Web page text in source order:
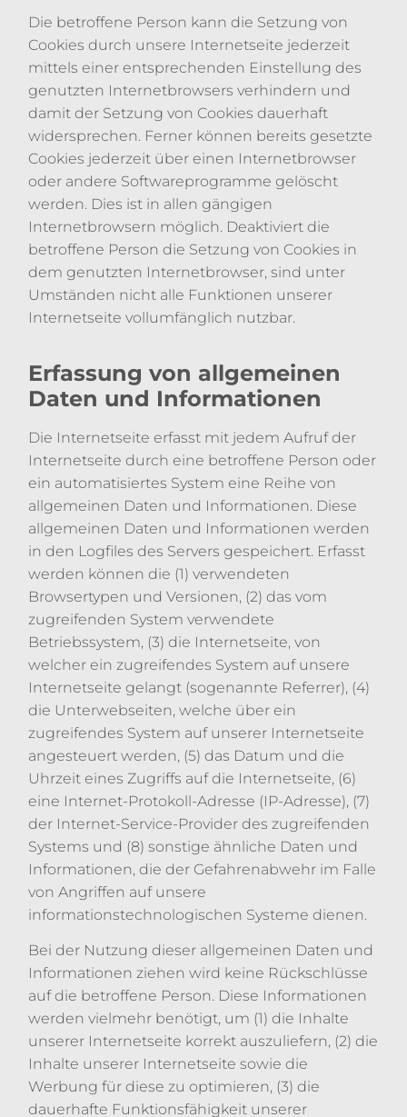
Die betroffene Person kann die Setzung von
Cookies durch unsere Internetseite jederzeit
mittels einer entsprechenden Einstellung des
genutzten Internetbrowsers verhindern und
damit der Setzung von Cookies dauerhaft
widersprechen. Ferner können bereits gesetzte
Cookies jederzeit über einen Internetbrowser
oder andere Softwareprogramme gelöscht
werden. Dies ist in allen gängigen
Internetbrowsern möglich. Deaktiviert die
betroffene Person die Setzung von Cookies in
dem genutzten Internetbrowser, sind unter
Umständen nicht alle Funktionen unserer
Internetseite vollumfänglich nutzbar.
Erfassung von allgemeinen
Daten und Informationen
Die Internetseite erfasst mit jedem Aufruf der
Internetseite durch eine betroffene Person oder
ein automatisiertes System eine Reihe von
allgemeinen Daten und Informationen. Diese
allgemeinen Daten und Informationen werden
in den Logfiles des Servers gespeichert. Erfasst
werden können die (1) verwendeten
Browsertypen und Versionen, (2) das vom
zugreifenden System verwendete
Betriebssystem, (3) die Internetseite, von
welcher ein zugreifendes System auf unsere
Internetseite gelangt (sogenannte Referrer), (4)
die Unterwebseiten, welche über ein
zugreifendes System auf unserer Internetseite
angesteuert werden, (5) das Datum und die
Uhrzeit eines Zugriffs auf die Internetseite, (6)
eine Internet-Protokoll-Adresse (IP-Adresse), (7)
der Internet-Service-Provider des zugreifenden
Systems und (8) sonstige ähnliche Daten und
Informationen, die der Gefahrenabwehr im Falle
von Angriffen auf unsere
informationstechnologischen Systeme dienen.
Bei der Nutzung dieser allgemeinen Daten und
Informationen ziehen wird keine Rückschlüsse
auf die betroffene Person. Diese Informationen
werden vielmehr benötigt, um (1) die Inhalte
unserer Internetseite korrekt auszuliefern, (2) die
Inhalte unserer Internetseite sowie die
Werbung für diese zu optimieren, (3) die
dauerhafte Funktionsfähigkeit unserer